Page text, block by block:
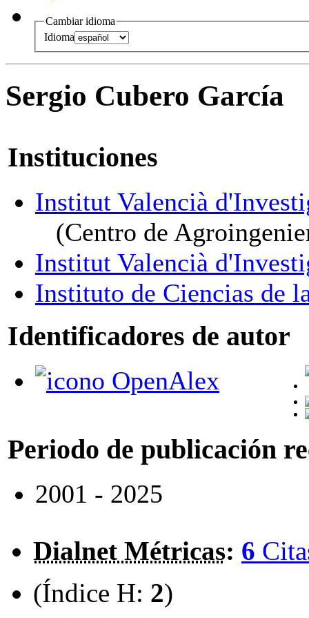
Cambiar idioma
Idioma
Sergio Cubero García
Instituciones
Institut Valencià
(Centro de
Institut Valencià
Instituto de Ciencias de
Identificadores de autor
OpenAlex
Periodo de publicación
2001 - 2025
Dialnet Métricas: 6
(Índice H: 2)